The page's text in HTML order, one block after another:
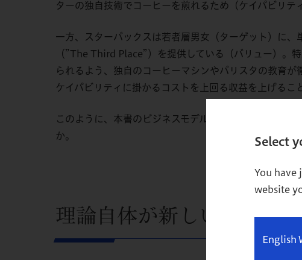
Select
You have
website
English
ターの独自技術でコーヒーを煎れるため（ケイパビリテ
一方、スターバックスは若者層男女（ターゲット）に
（”The Third Place”）を提供している（バリュー）。
られるよう、独自のコーヒーマシンやバリスタの教育
ケイパビリティに掛かるコストを上回る収益を上げるこ
このように、本書のビジネスモデルのフレームワーク
か。
理論自体が新しいのでは